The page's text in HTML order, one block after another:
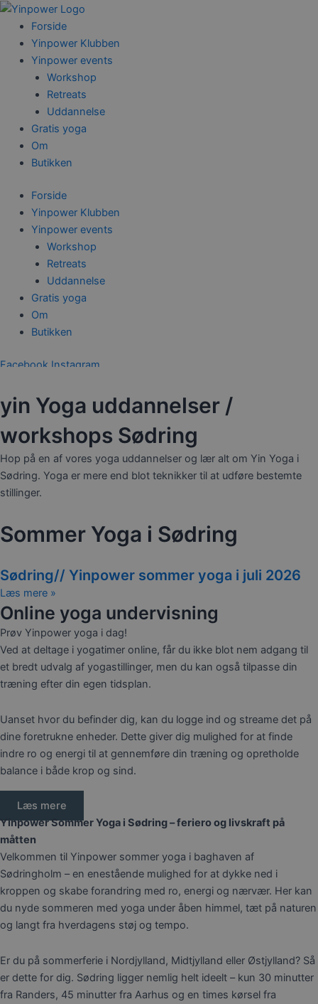
Gå
indholdet
Forside
Yinpower Klubben
Yinpower events
Workshop
Retreats
Uddannelse
Gratis yoga
Om
Butikken
Forside
Yinpower Klubben
Yinpower events
Workshop
Retreats
Uddannelse
Gratis yoga
Om
Butikken
Facebook Instagram
yin Yoga uddannelser /
workshops Sødring
Hop på en af vores yoga uddannelser og lær alt om Yin Yoga i
Sødring. Yoga er mere end blot teknikker til at udføre bestemte
stillinger.
Sommer Yoga i Sødring
Sødring// Yinpower sommer yoga i juli 2026
Læs mere »
Online yoga undervisning
Prøv Yinpower yoga i dag!
Ved at deltage i yogatimer online, får du ikke blot nem adgang til
et bredt udvalg af yogastillinger, men du kan også tilpasse din
træning efter din egen tidsplan.
Uanset hvor du befinder dig, kan du logge ind og streame det på
dine foretrukne enheder. Dette giver dig mulighed for at finde
indre ro og energi til at gennemføre din træning og opretholde
balance i både krop og sind.
Læs mere
Yinpower Sommer Yoga i Sødring – feriero og livskraft på
måtten
Velkommen til Yinpower sommer yoga i baghaven af
Sødringholm – en enestående mulighed for at dykke ned i
kroppen og skabe forandring med ro, energi og nærvær. Her kan
du nyde sommeren med yoga under åben himmel, tæt på naturen
og langt fra hverdagens støj og tempo.
Er du på sommerferie i Nordjylland, Midtjylland eller Østjylland? Så
er dette for dig. Sødring ligger nemlig helt ideelt – kun 30 minutter
fra Randers, 45 minutter fra Aarhus og en times kørsel fra